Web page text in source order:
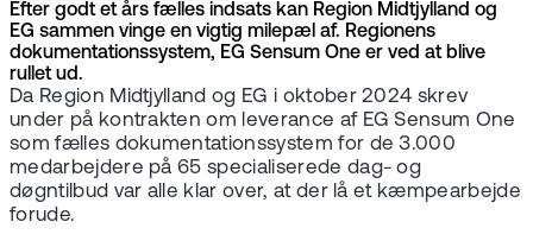
Efter godt et års fælles indsats kan Region Midtjylland og
EG sammen vinge en vigtig milepæl af. Regionens
dokumentationssystem, EG Sensum One er ved at blive
rullet ud.
Da Region Midtjylland og EG i oktober 2024 skrev
under på kontrakten om leverance af EG Sensum One
som fælles dokumentationssystem for de 3.000
medarbejdere på 65 specialiserede dag- og
døgntilbud var alle klar over, at der lå et kæmpearbejde
forude.